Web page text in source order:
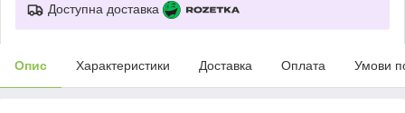
Доступна доставка
Опис Характеристики Доставка Оплата Умови